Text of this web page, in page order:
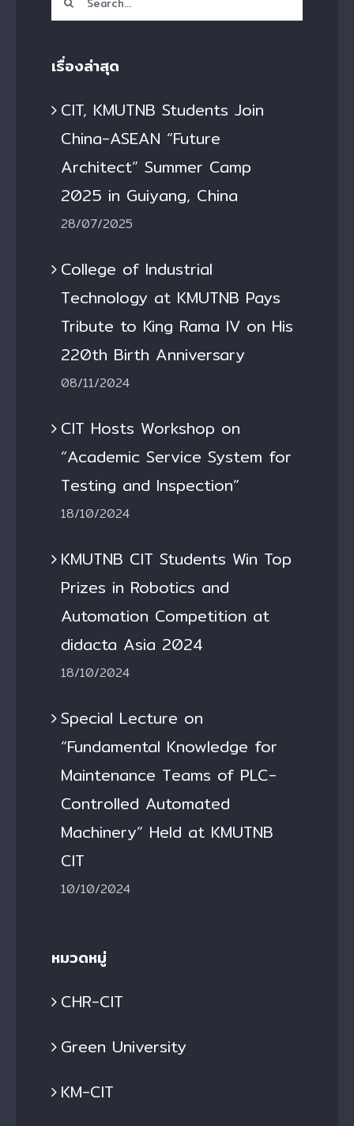
for:
เรื่องล่าสุด
CIT, KMUTNB Students Join
China-ASEAN “Future
Architect” Summer Camp
2025 in Guiyang, China
28/07/2025
College of Industrial
Technology at KMUTNB Pays
Tribute to King Rama IV on His
220th Birth Anniversary
08/11/2024
CIT Hosts Workshop on
“Academic Service System for
Testing and Inspection”
18/10/2024
KMUTNB CIT Students Win Top
Prizes in Robotics and
Automation Competition at
didacta Asia 2024
18/10/2024
Special Lecture on
“Fundamental Knowledge for
Maintenance Teams of PLC-
Controlled Automated
Machinery” Held at KMUTNB
CIT
10/10/2024
หมวดหมู่
CHR-CIT
Green University
KM-CIT